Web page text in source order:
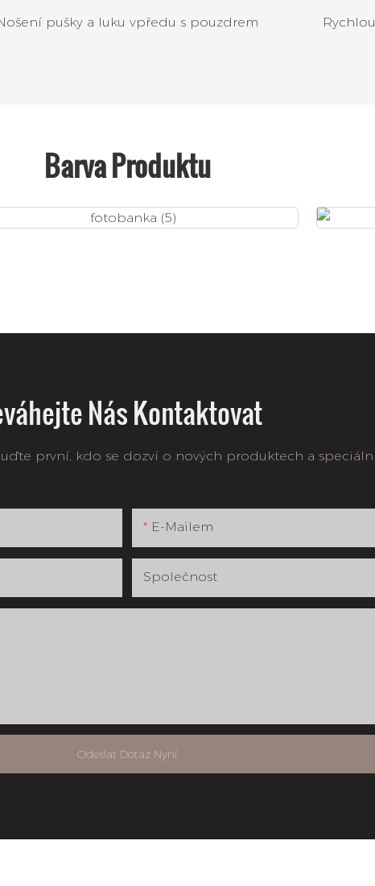
pušky a luku vpředu s pouzdrem
Barva Produktu
Nás Kontaktovat
první, kdo se dozví o nových produktech a
E-Mailem
Společnost
Odeslat Dotaz Nyní